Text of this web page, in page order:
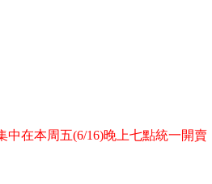
在本周五(6/16)晚上七點統一開賣